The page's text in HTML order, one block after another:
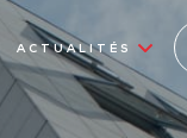
ACTUALITÉS